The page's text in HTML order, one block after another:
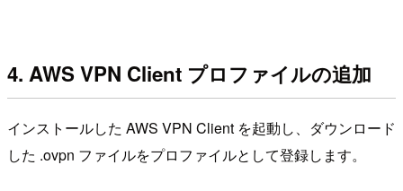
4. AWS VPN Client プロファイルの追加
インストールした AWS VPN Client を起動し、ダウンロード
した .ovpn ファイルをプロファイルとして登録します。